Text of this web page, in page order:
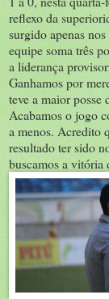
reflexo da
surgido apenas
equipe soma três
a liderança
Ganhamos por
teve a maior posse
Acabamos o jogo
a menos. Acredito
resultado ter sido
buscamos a